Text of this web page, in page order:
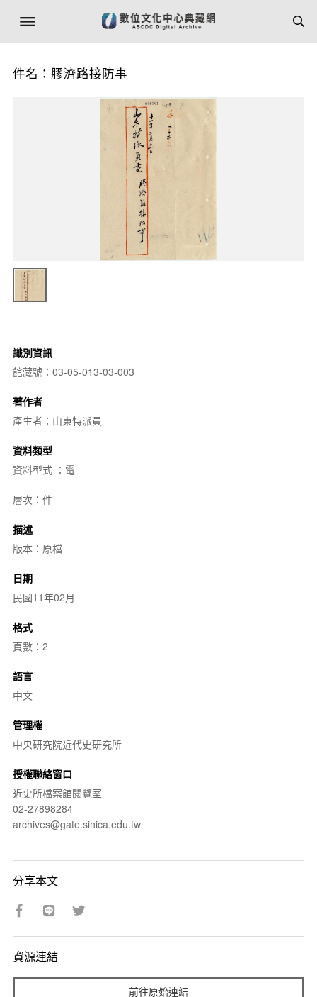
件名：膠濟路接防事
識別資訊
館藏號：03-05-013-03-003
著作者
產生者：山東特派員
資料類型
資料型式 ：電
層次：件
描述
版本：原檔
日期
民國11年02月
格式
頁數：2
語言
中文
管理權
中央研究院近代史研究所
授權聯絡窗口
近史所檔案館閱覽室
02-27898284
archives@gate.sinica.edu.tw
分享本文
資源連結
前往原始連結